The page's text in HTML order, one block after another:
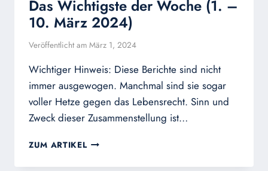
Das Wichtigste der Woche (1. –
10. März 2024)
Veröffentlicht am März 1, 2024
Wichtiger Hinweis: Diese Berichte sind nicht
immer ausgewogen. Manchmal sind sie sogar
voller Hetze gegen das Lebensrecht. Sinn und
Zweck dieser Zusammenstellung ist…
ZUM ARTIKEL DAS
DER